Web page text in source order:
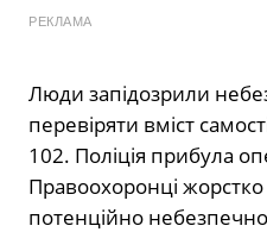
РЕКЛАМА
Люди запідозрили
перевіряти вміст
102. Поліція прибула
Правоохоронці
потенційно